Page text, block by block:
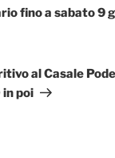
fino a sabato 9
al Casale
poi